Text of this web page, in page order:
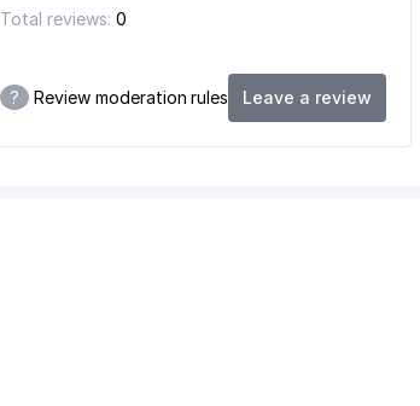
Total reviews: 0
? Review moderation rules Leave a review